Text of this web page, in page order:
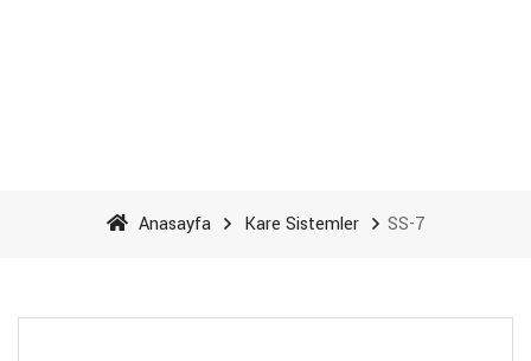
Anasayfa Kare Sistemler SS-7